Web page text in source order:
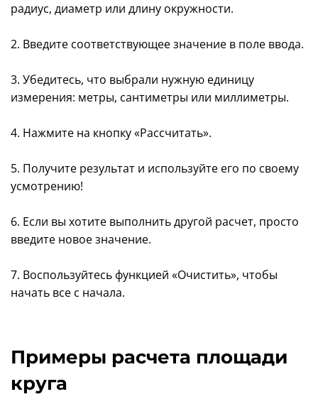
радиус, диаметр или длину окружности.
2. Введите соответствующее значение в поле ввода.
3. Убедитесь, что выбрали нужную единицу
измерения: метры, сантиметры или миллиметры.
4. Нажмите на кнопку «Рассчитать».
5. Получите результат и используйте его по своему
усмотрению!
6. Если вы хотите выполнить другой расчет, просто
введите новое значение.
7. Воспользуйтесь функцией «Очистить», чтобы
начать все с начала.
Примеры расчета площади
круга